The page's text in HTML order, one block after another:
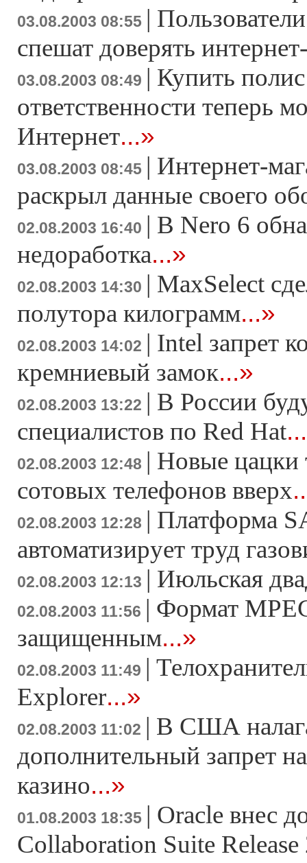
03.08.2003 08:55 |
спешат доверять
03.08.2003 08:49 | Купить
ответственности теперь
Интернет...»
03.08.2003 08:45 | Интернет-
раскрыл данные своего
02.08.2003 16:40 | В Nero 6
недоработка...»
02.08.2003 14:30 | MaxSelect
полутора килограмм...»
02.08.2003 14:02 | Intel запрет
кремниевый замок...»
02.08.2003 13:22 | В России
специалистов по Red Hat
02.08.2003 12:48 | Новые цацки
сотовых телефонов вверх
02.08.2003 12:28 | Платформа
автоматизирует труд
02.08.2003 12:13 | Июльская
02.08.2003 11:56 | Формат
защищенным...»
02.08.2003 11:49 |
Explorer...»
02.08.2003 11:02 | В США
дополнительный запрет
казино...»
01.08.2003 18:35 | Oracle внес
Collaboration Suite